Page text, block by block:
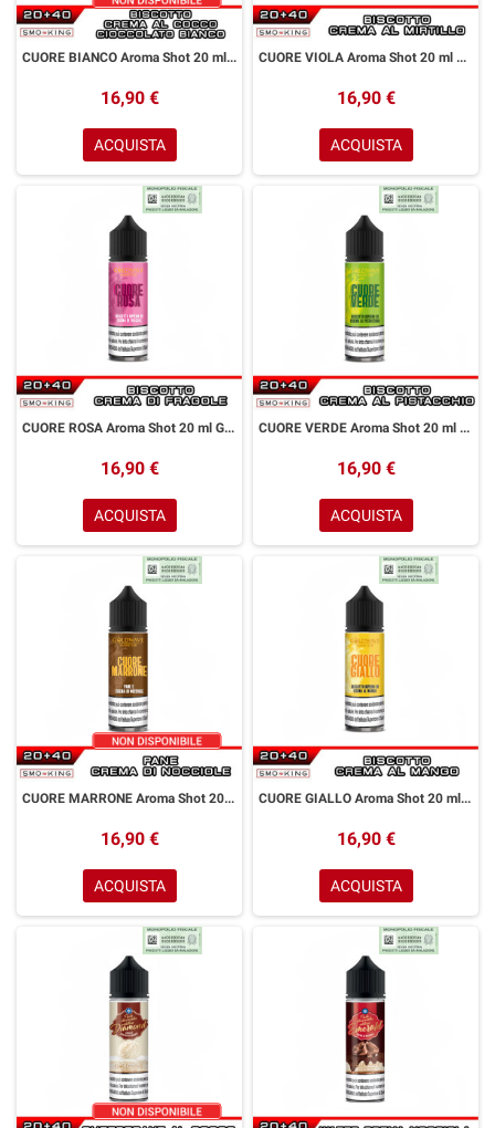
CUORE BIANCO Aroma Shot 20 ml GOLDWAVE Biscotto Cioccolato Bianco Crema al Cocco
16,90 €
ACQUISTA
CUORE VIOLA Aroma Shot 20 ml GOLDWAVE Biscotto Crema al Mirtillo
16,90 €
ACQUISTA
CUORE ROSA Aroma Shot 20 ml GOLDWAVE Biscotto Crema di Fragola
16,90 €
ACQUISTA
CUORE VERDE Aroma Shot 20 ml GOLDWAVE Biscotto Crema al Pistacchio
16,90 €
ACQUISTA
CUORE MARRONE Aroma Shot 20 ml GOLDWAVE Biscotto Crema di Nocciola
16,90 €
ACQUISTA
CUORE GIALLO Aroma Shot 20 ml GOLDWAVE Biscotto Crema al Mango
16,90 €
ACQUISTA